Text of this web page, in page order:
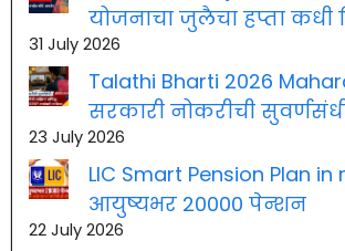
योजनाचा जुलैचा हप्ता कधी
31 July 2026
Talathi Bharti 2026
सरकारी नोकरीची
23 July 2026
LIC Smart Pension Plan in
आयुष्यभर 20000 पेन्शन
22 July 2026